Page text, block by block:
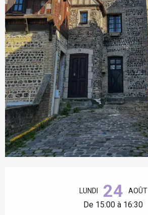
LUNDI 24 AOÛT
De 15:00 à 16:30